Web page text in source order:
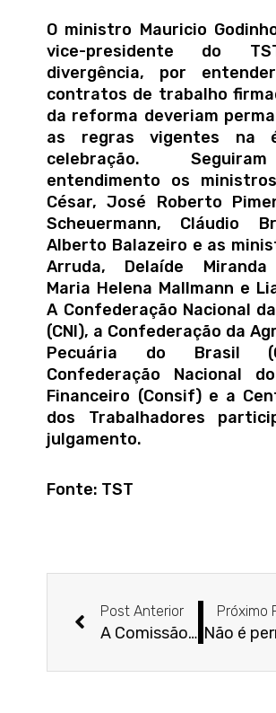
O ministro Mauricio
vice-presidente do
divergência, por
contratos de trabalho
da reforma deveriam
as regras vigentes na
celebração.
entendimento os
César, José Roberto
Scheuermann, Cláudio
Alberto Balazeiro e as
Arruda, Delaíde
Maria Helena Mallmann e
A Confederação Nacional
(CNI), a Confederação da
Pecuária do Brasil
Confederação Nacional
Financeiro (Consif) e a
dos Trabalhadores
julgamento.
Fonte: TST
Anterior
Post Anterior
A Comissão de Corretagem: Quando e Por Quem é Devida? Um Olhar Jurídico
Próximo